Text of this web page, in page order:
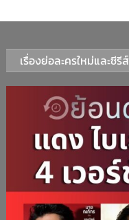
เรื่องย่อละครใหม่และซีรีส์